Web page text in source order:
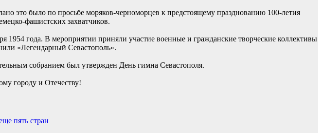
это было по просьбе моряков-черноморцев к предстоящему празднованию 100-летия
фашистских захватчиков.
года. В мероприятии приняли участие военные и гражданские творческие коллективы
«Легендарный Севастополь».
собранием был утвержден День гимна Севастополя.
городу и Отечеству!
пять стран